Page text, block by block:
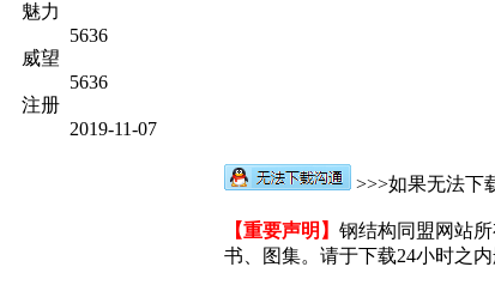
魅力
5636
威望
5636
注册
2019-11-07
>>>如果无法下
【重要声明】 钢结构同盟网站
书、图集。请于下载24小时之